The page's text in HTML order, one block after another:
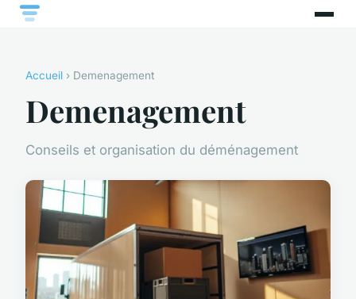
Accueil › Demenagement
Demenagement
Conseils et organisation du déménagement